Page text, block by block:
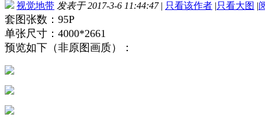
视觉地带 发表于 2017-3-6 11:44:47 | 只看该作者 |只看大图 |
套图张数：95P
单张尺寸：4000*2661
预览如下（非原图画质）：